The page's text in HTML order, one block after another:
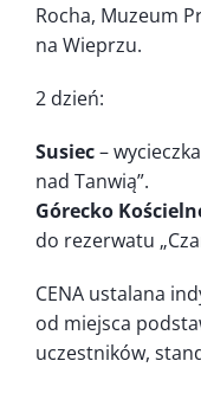
Rocha, Muzeum
na Wieprzu.
2 dzień:
Susiec–
nad Tanwią”.
Górecko
do rezerwatu
CENA ustalana
od miejsca
uczestników,